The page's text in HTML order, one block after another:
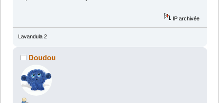
IP archivée
Lavandula 2
Doudou